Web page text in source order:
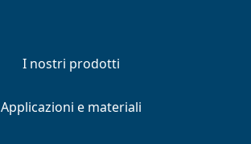
I nostri prodotti
Applicazioni e materiali